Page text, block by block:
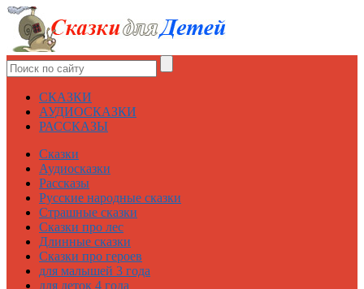
СКАЗКИ
АУДИОСКАЗКИ
РАССКАЗЫ
Сказки
Аудиосказки
Рассказы
Русские народные сказки
Страшные сказки
Сказки про лес
Длинные сказки
Сказки про героев
для малышей 3 года
для деток 4 года